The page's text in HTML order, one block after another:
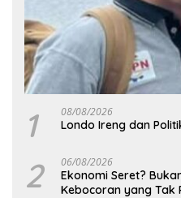
1 08/08/2026
Londo Ireng dan
2 06/08/2026
Ekonomi Seret?
Kebocoran yang Tak